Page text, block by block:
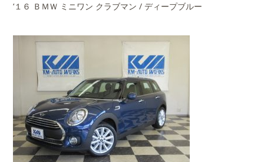
‘１６ ＢＭＷ ミニワン クラブマン / ディープブルー